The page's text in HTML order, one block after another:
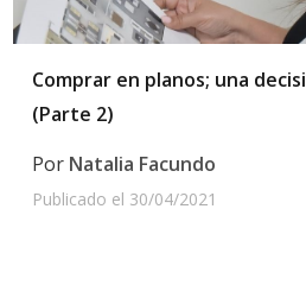
Comprar en planos; una
(Parte 2)
Por Natalia Facundo
Publicado el 30/04/2021